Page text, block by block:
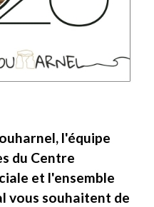
l'équipe
du Centre
et l'ensemble
vous souhaitent de